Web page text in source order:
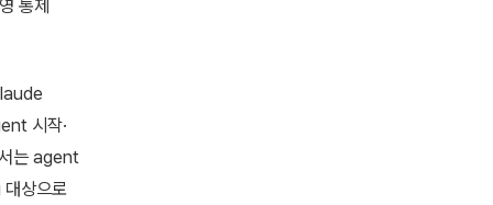
통제
시작·
는 agent
상으로